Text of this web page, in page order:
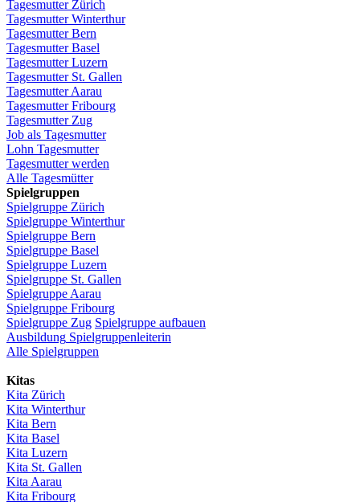
Tagesmutter Zürich
TagesmutterWinterthur
TagesmutterBern
TagesmutterBasel
Tagesmutter Luzern
TagesmutterSt. Gallen
Tagesmutter Aarau
Tagesmutter Fribourg
Tagesmutter Zug
Job als Tagesmutter
Lohn Tagesmutter
Tagesmutter werden
Alle Tagesmütter
Spielgruppen
Spielgruppe Zürich
Spielgruppe Winterthur
Spielgruppe Bern
Spielgruppe Basel
Spielgruppe Luzern
Spielgruppe St. Gallen
Spielgruppe Aarau
Spielgruppe Fribourg
Spielgruppe Zug Spielgruppe aufbauen
Ausbildung Spielgruppenleiterin
Alle Spielgruppen
Kitas
Kita Zürich
Kita Winterthur
Kita Bern
Kita Basel
Kita Luzern
Kita St. Gallen
Kita Aarau
Kita Fribourg